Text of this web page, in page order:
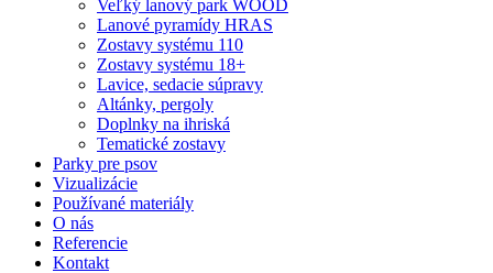
Veľký lanový park WOOD
Lanové pyramídy HRAS
Zostavy systému 110
Zostavy systému 18+
Lavice, sedacie súpravy
Altánky, pergoly
Doplnky na ihriská
Tematické zostavy
Parky pre psov
Vizualizácie
Používané materiály
O nás
Referencie
Kontakt